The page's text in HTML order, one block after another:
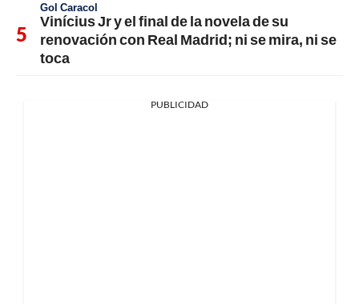
Gol Caracol
Vinícius Jr y el final de la novela de su
renovación con Real Madrid; ni se mira, ni se
toca
PUBLICIDAD